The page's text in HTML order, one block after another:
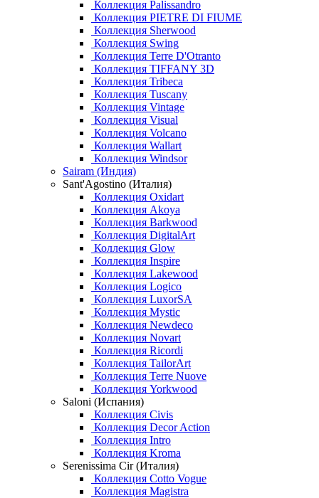
Коллекция Palissandro
Коллекция PIETRE DI FIUME
Коллекция Sherwood
Коллекция Swing
Коллекция Terre D'Otranto
Коллекция TIFFANY 3D
Коллекция Tribeca
Коллекция Tuscany
Коллекция Vintage
Коллекция Visual
Коллекция Volcano
Коллекция Wallart
Коллекция Windsor
Sairam (Индия)
Sant'Agostino (Италия)
Коллекция Oxidart
Коллекция Akoya
Коллекция Barkwood
Коллекция DigitalArt
Коллекция Glow
Коллекция Inspire
Коллекция Lakewood
Коллекция Logico
Коллекция LuxorSA
Коллекция Mystic
Коллекция Newdeco
Коллекция Novart
Коллекция Ricordi
Коллекция TailorArt
Коллекция Terre Nuove
Коллекция Yorkwood
Saloni (Испания)
Коллекция Civis
Коллекция Decor Action
Коллекция Intro
Коллекция Kroma
Serenissima Cir (Италия)
Коллекция Cotto Vogue
Коллекция Magistra